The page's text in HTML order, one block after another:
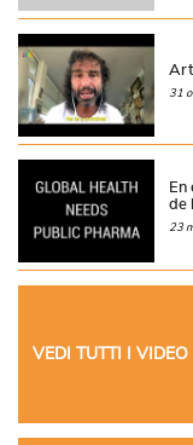
31
En
de
23
VEDI TUTTI I VIDEO